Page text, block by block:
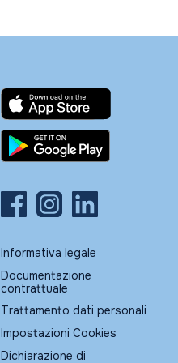
Informativa legale
Documentazione
contrattuale
Trattamento dati personali
Impostazioni Cookies
Dichiarazione di